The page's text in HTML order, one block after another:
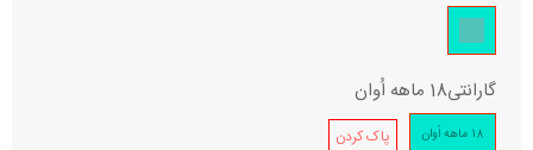
گارانتی18 ماهه اُوان
18 ماهه اُوان پاک کردن